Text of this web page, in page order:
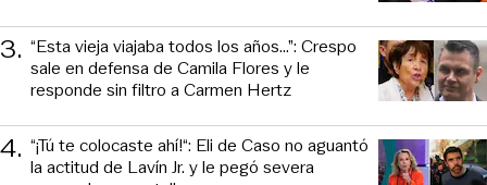
3. “Esta vieja viajaba todos los años...”: Crespo
sale en defensa de Camila Flores y le
responde sin filtro a Carmen Hertz
4. “¡Tú te colocaste ahí!“: Eli de Caso no aguantó
la actitud de Lavín Jr. y le pegó severa